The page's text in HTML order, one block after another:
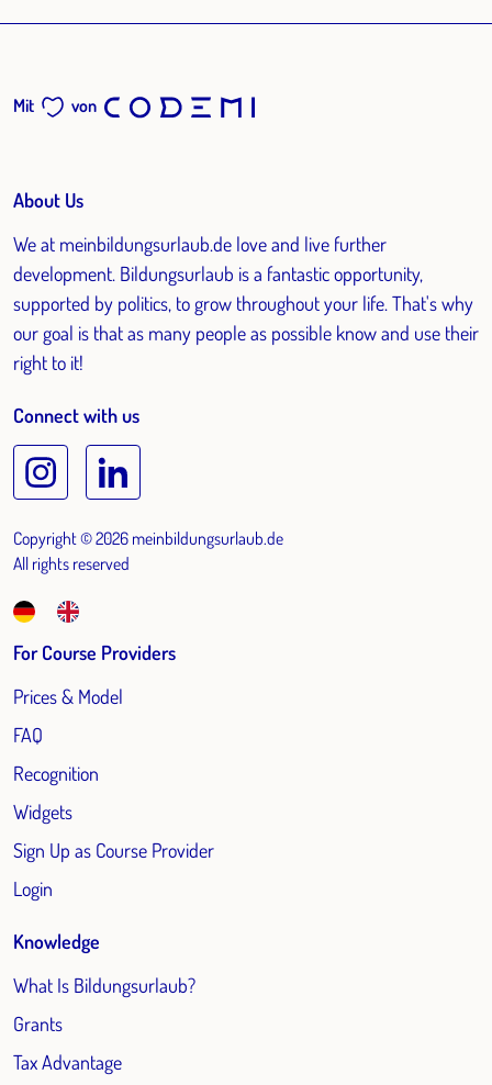
Mit von
About Us
We at meinbildungsurlaub.de love and live further
development. Bildungsurlaub is a fantastic opportunity,
supported by politics, to grow throughout your life. That's why
our goal is that as many people as possible know and use their
right to it!
Connect with us
Copyright © 2026 meinbildungsurlaub.de
All rights reserved
For Course Providers
Prices & Model
FAQ
Recognition
Widgets
Sign Up as Course Provider
Login
Knowledge
What Is Bildungsurlaub?
Grants
Tax Advantage